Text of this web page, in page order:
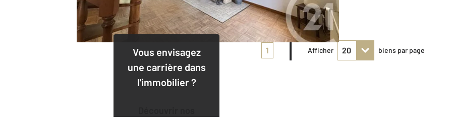
Vous envisagez
une carrière dans
l'immobilier ?
1 Afficher biens par page